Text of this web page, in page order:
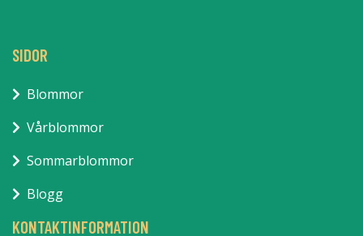
SIDOR
Blommor
Vårblommor
Sommarblommor
Blogg
KONTAKTINFORMATION